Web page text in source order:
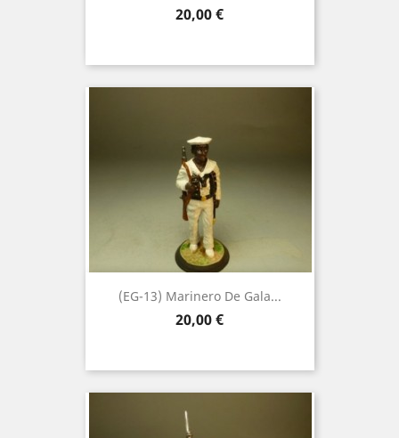
Precio
20,00 €
(EG-13) Marinero De Gala...
Precio
20,00 €